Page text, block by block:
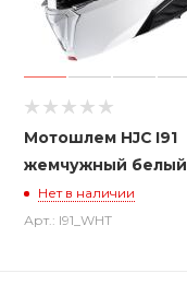
Мотошлем HJC I91
жемчужный белый
Нет в наличии
Арт.: I91_WHT